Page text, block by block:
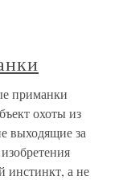
приманки
охоты из
выходящие за
инстинкт, а не